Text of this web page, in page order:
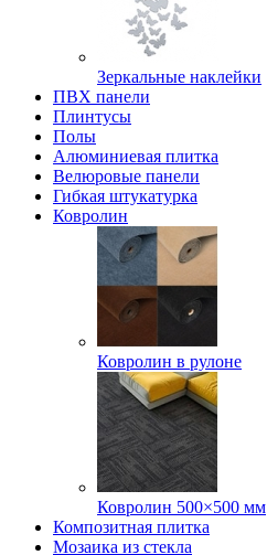
Зеркальные наклейки
ПВХ панели
Плинтусы
Полы
Алюминиевая плитка
Велюровые панели
Гибкая штукатурка
Ковролин
Ковролин в рулоне
Ковролин 500×500 мм
Композитная плитка
Мозаика из стекла